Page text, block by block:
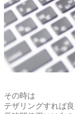
その時は
テザリングすれば良